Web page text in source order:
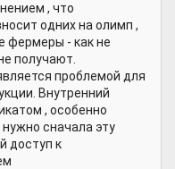
, что
одних на олимп ,
фермеры - как не
получают.
проблемой для
Внутренний
, особенно
сначала эту
доступ к